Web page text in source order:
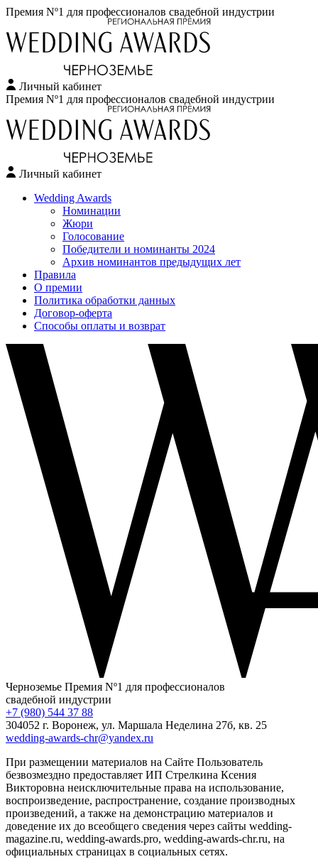
Премия Nº1 для профессионалов свадебной индустрии
Личный кабинет
Перейти
содержимому
Премия Nº1 для профессионалов свадебной индустрии
Личный кабинет
Wedding Awards
Номинации
Жюри
Голосование
Победители и номинанты 2024
Архив номинантов предыдущих лет
Правила
О премии
Политика обработки данных
Договор-оферта
Способы оплаты и возврат
Черноземье Премия Nº1 для профессионалов
свадебной индустрии
+7 (980) 544 37 88
304052 г. Воронеж, ул. Маршала Неделина 27б, кв. 25
wedding-awards-chr@yandex.ru
При размещении материалов на Сайте Пользователь
безвозмездно предоставляет ИП Стрелкина Ксения
Викторовна неисключительные права на использование,
воспроизведение, распространение, создание производных
произведений, а также на демонстрацию материалов и
доведение их до всеобщего сведения через сайты wedding-
magazine.ru, wedding-awards.pro, wedding-awards-chr.ru, на
официальных страницах в социальных сетях.